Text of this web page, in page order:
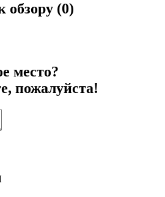
обзору (0)
место?
пожалуйста!